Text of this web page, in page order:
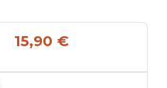
15,90 €